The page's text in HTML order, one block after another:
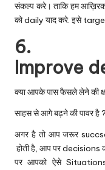
संकल्प करे। ताकि हम
को daily याद करे. इसे
6.
Improve
क्या आपके पास फैसले लेने की
साहस से आगे बढ़ने की पावर है ?
अगर है तो आप जरूर
होती है, आप पर decisions
पर आपको ऐसे